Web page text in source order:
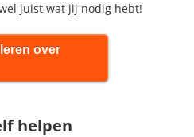
juist wat jij nodig hebt!
over
helpen